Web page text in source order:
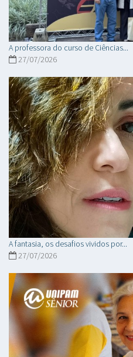
A professora do curso de Ciências...
27/07/2026
A fantasia, os desafios vividos por...
27/07/2026